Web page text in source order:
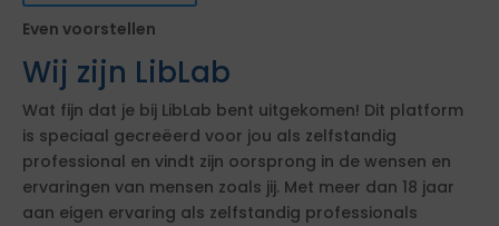
Even voorstellen
Wij zijn LibLab
Wat fijn dat je bij LibLab bent uitgekomen! Dit platform
is speciaal gecreëerd voor jou als zelfstandig
professional en vindt zijn oorsprong in de wensen en
ervaringen van mensen zoals jij. Met meer dan 18 jaar
aan eigen ervaring als zelfstandig professionals